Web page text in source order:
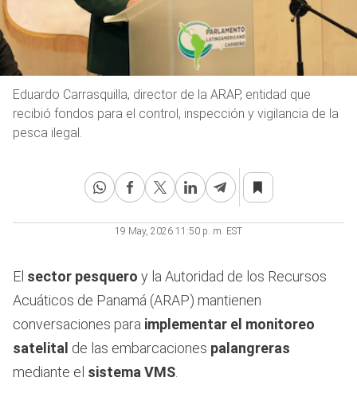
Eduardo Carrasquilla, director de la ARAP, entidad que
recibió fondos para el control, inspección y vigilancia de la
pesca ilegal.
19 May, 2026 11:50 p. m. EST
El sector pesquero y la Autoridad de los Recursos
Acuáticos de Panamá (ARAP) mantienen
conversaciones para implementar el monitoreo
satelital de las embarcaciones palangreras
mediante el sistema VMS.